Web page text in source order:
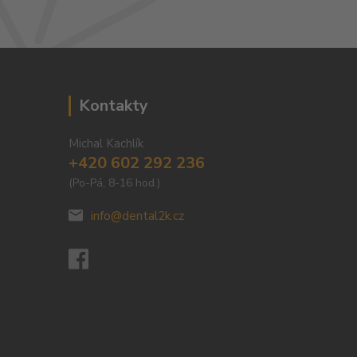
Kontakty
Michal Kachlík
+420 602 292 236
(Po-Pá, 8-16 hod.)
info@dental2k.cz